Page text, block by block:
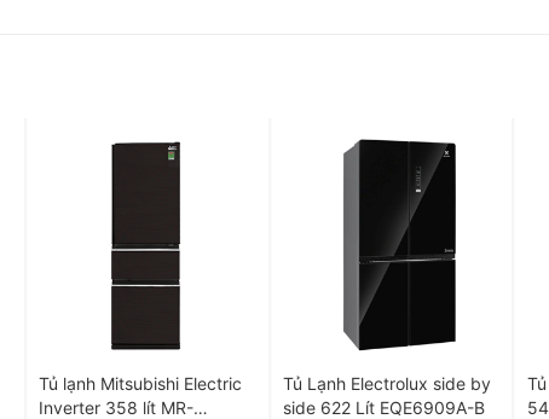
Tủ lạnh Mitsubishi Electric
Inverter 358 lít MR-
Tủ Lạnh Electrolux side by
side 622 Lít EQE6909A-B